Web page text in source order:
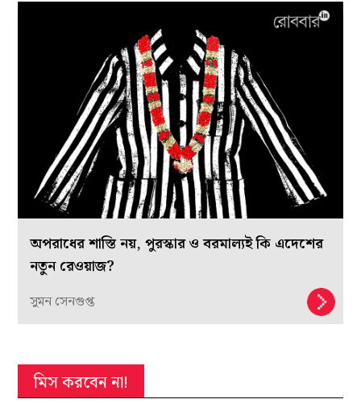
অপরাধের শাস্তি নয়, পুরস্কার ও বরমাল্যই কি এদেশের
নতুন রেওয়াজ?
সুমন সেনগুপ্ত
মিস করবেন না!